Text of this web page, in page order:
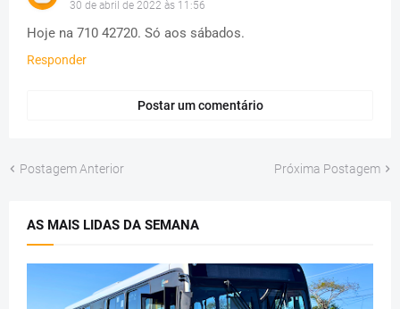
30 de abril de 2022 às 11:56
Hoje na 710 42720. Só aos sábados.
Responder
Postar um comentário
Postagem Anterior Próxima Postagem
AS MAIS LIDAS DA SEMANA